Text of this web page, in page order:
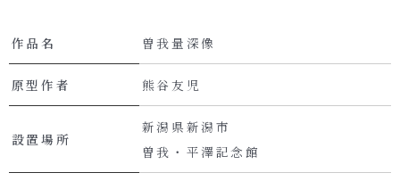
作品名 曽我量深像
原型作者 熊谷友児
設置場所
新潟県新潟市
曽我・平澤記念館